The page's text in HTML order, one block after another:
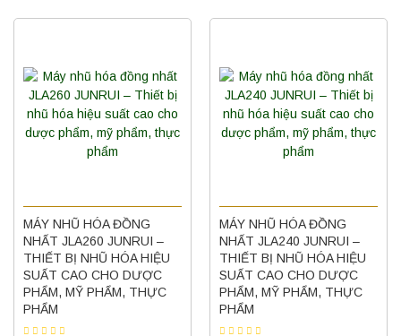
MÁY NHŨ HÓA ĐỒNG
NHẤT JLA260 JUNRUI –
THIẾT BỊ NHŨ HÓA HIỆU
SUẤT CAO CHO DƯỢC
PHẨM, MỸ PHẨM, THỰC
PHẨM
MÁY NHŨ HÓA ĐỒNG
NHẤT JLA240 JUNRUI –
THIẾT BỊ NHŨ HÓA HIỆU
SUẤT CAO CHO DƯỢC
PHẨM, MỸ PHẨM, THỰC
PHẨM